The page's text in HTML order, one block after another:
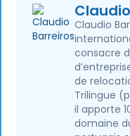
Claudio
consacre
de
Trilingue
il apporte
domaine